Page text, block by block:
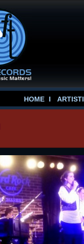
HOME ARTISTI